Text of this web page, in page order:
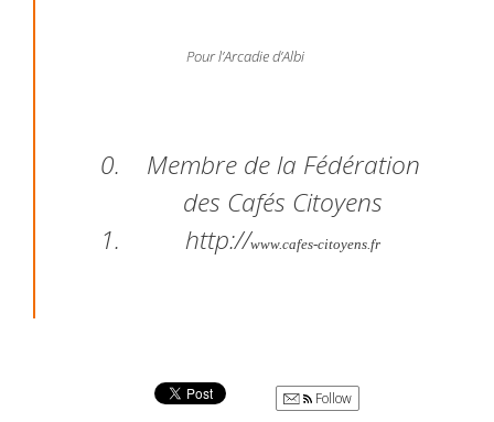
Pour l’Arcadie d’Albi
­­­­­­­Membre de la Fédération
des Cafés Citoyens
http://www.cafes-citoyens.fr
Follow